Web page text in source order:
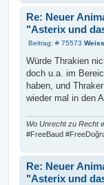
Re: Neuer
"Asterix und
Beitrag: # 75573 B
i
r
a
Würde Thrakien
doch u.a. im
haben, und
wieder mal in den
Wo Unrecht zu Recht
#FreeBaud
Re: Neuer
"Asterix und